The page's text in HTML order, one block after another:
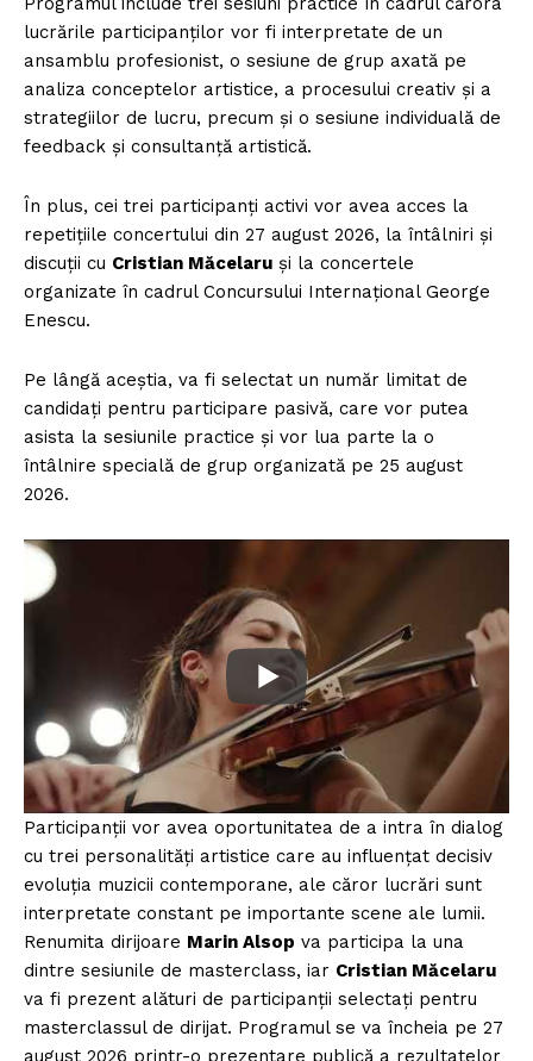
lucrările participanților vor fi interpretate de un
ansamblu profesionist, o sesiune de grup axată pe
analiza conceptelor artistice, a procesului creativ și a
strategiilor de lucru, precum și o sesiune individuală de
feedback și consultanță artistică.
În plus, cei trei participanți activi vor avea acces la
repetițiile concertului din 27 august 2026, la întâlniri și
discuții cu Cristian Măcelaru și la concertele
organizate în cadrul Concursului Internațional George
Enescu.
Pe lângă aceștia, va fi selectat un număr limitat de
candidați pentru participare pasivă, care vor putea
asista la sesiunile practice și vor lua parte la o
întâlnire specială de grup organizată pe 25 august
2026.
Participanții vor avea oportunitatea de a intra în dialog
cu trei personalități artistice care au influențat decisiv
evoluția muzicii contemporane, ale căror lucrări sunt
interpretate constant pe importante scene ale lumii.
Renumita dirijoare Marin Alsop va participa la una
dintre sesiunile de masterclass, iar Cristian Măcelaru
va fi prezent alături de participanții selectați pentru
masterclassul de dirijat. Programul se va încheia pe 27
august 2026 printr-o prezentare publică a rezultatelor